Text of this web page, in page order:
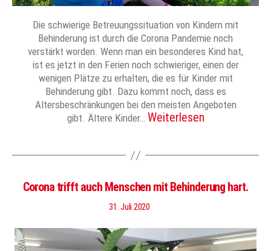
Die schwierige Betreuungssituation von Kindern mit
Behinderung ist durch die Corona Pandemie noch
verstärkt worden. Wenn man ein besonderes Kind hat,
ist es jetzt in den Ferien noch schwieriger, einen der
wenigen Plätze zu erhalten, die es für Kinder mit
Behinderung gibt. Dazu kommt noch, dass es
Altersbeschränkungen bei den meisten Angeboten
gibt. Ältere Kinder… Weiterlesen
Corona trifft auch Menschen mit Behinderung hart.
31. Juli 2020